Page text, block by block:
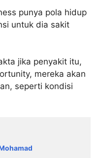
punya pola hidup
untuk dia sakit
jika penyakit itu,
mereka akan
seperti kondisi